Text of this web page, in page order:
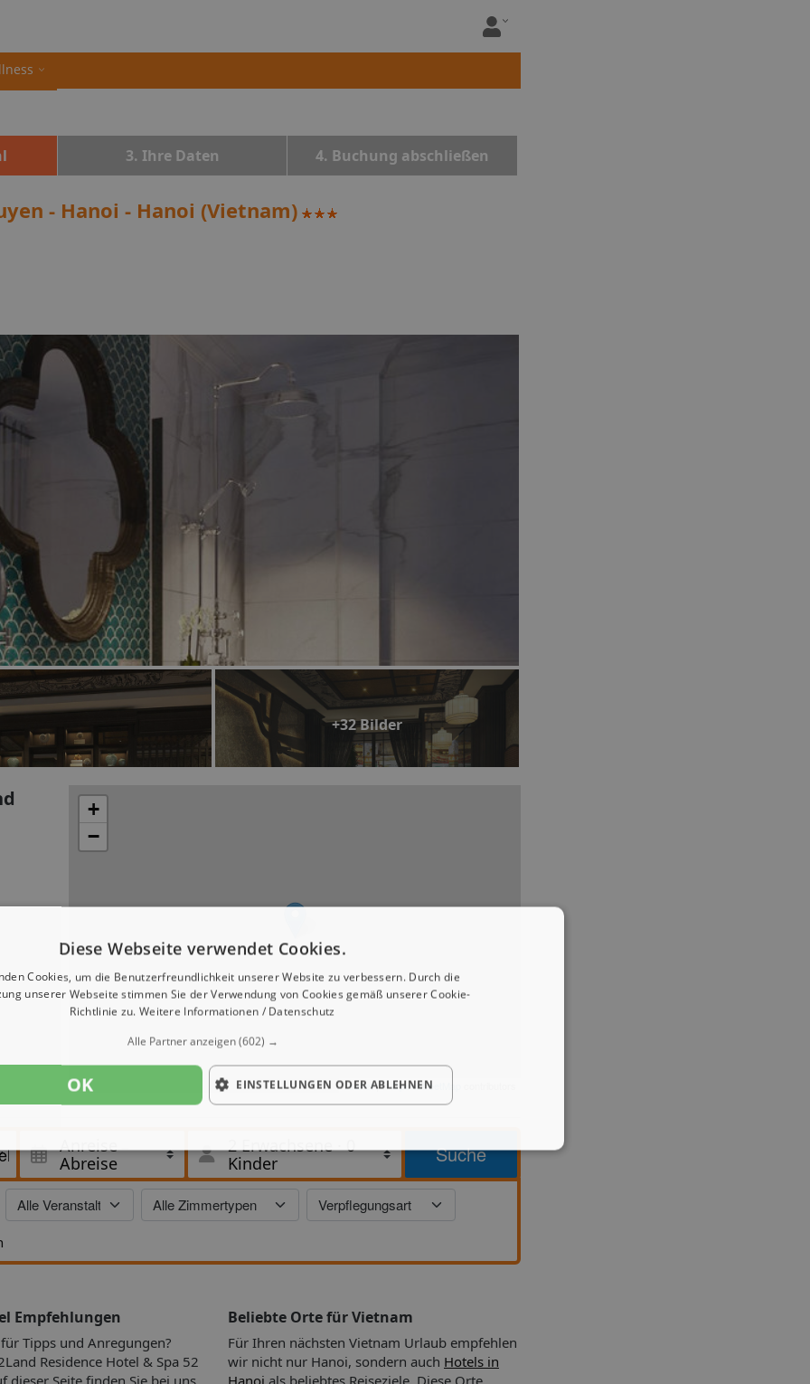
3. Ihre Daten 4. Buchung abschließen
- Hanoi - Hanoi (Vietnam)
+32 Bilder
des
den
+
−
Leaflet| ©OpenStreetMap
Anreise
Abreise
2 Erwachsene·0
Kinder
Suche
Empfehlungen
Tipps und Anregungen?
Residence Hotel & Spa 52
Beliebte Orte für Vietnam
Für Ihren nächsten Vietnam Urlaub empfehlen
wir nicht nur Hanoi, sondern auch Hotels in
Diese Webseite verwendet Cookies.
Cookies, um die Benutzerfreundlichkeit unserer Website zu verbessern. Durch die
unserer Webseite stimmen Sie der Verwendung von Cookies gemäß unserer Cookie-
Richtlinie zu. Weitere Informationen / Datenschutz
Alle Partner anzeigen(602) →
OK EINSTELLUNGEN ODER ABLEHNEN